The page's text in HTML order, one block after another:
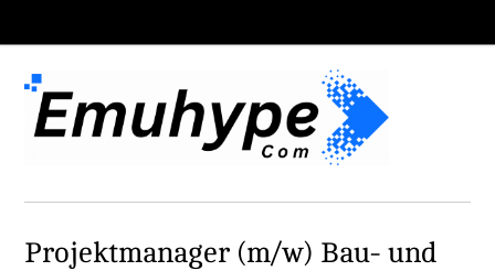
Projektmanager (m/w) Bau- und